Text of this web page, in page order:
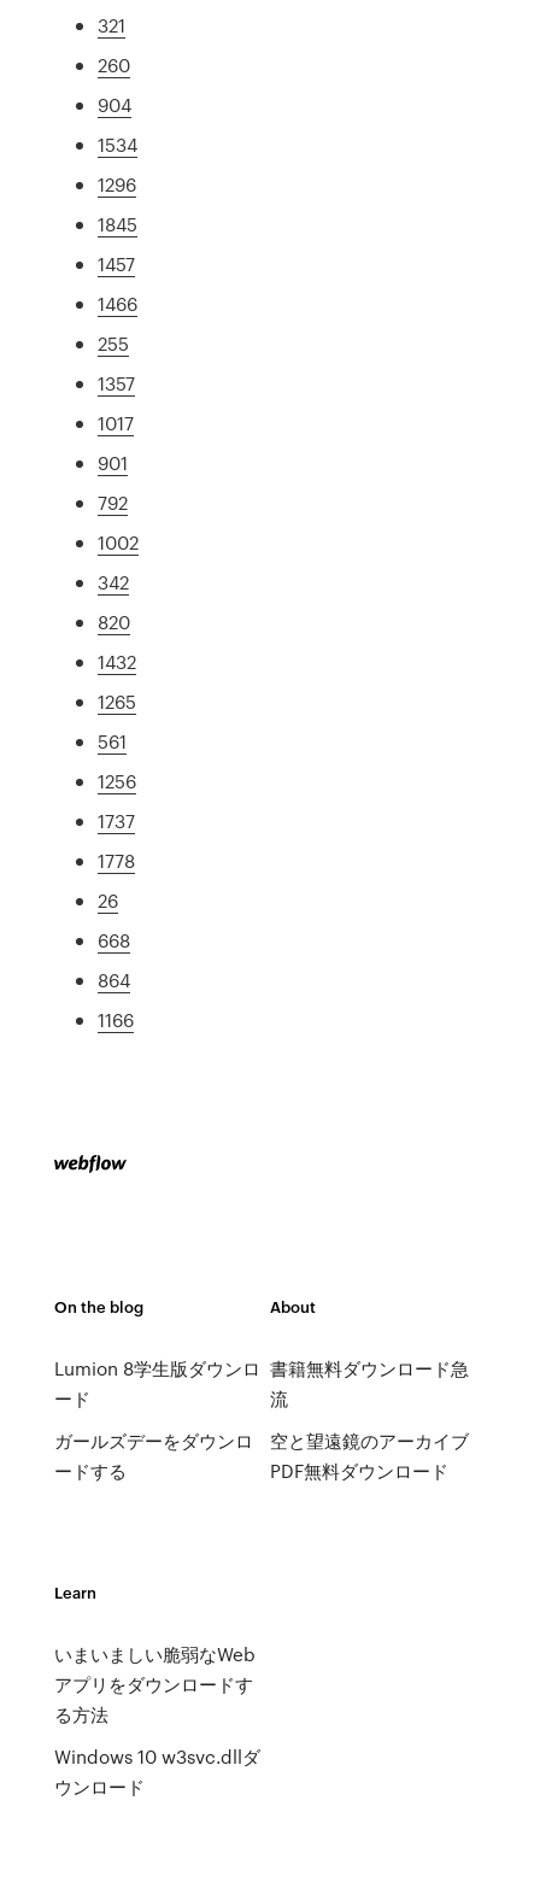
321
260
904
1534
1296
1845
1457
1466
255
1357
1017
901
792
1002
342
820
1432
1265
561
1256
1737
1778
26
668
864
1166
On the blog
Lumion 8学生版ダウンロ
ード
ガールズデーをダウンロ
ードする
About
書籍無料ダウンロード急
流
空と望遠鏡のアーカイブ
PDF無料ダウンロード
Learn
いまいましい脆弱なWeb
アプリをダウンロードす
る方法
Windows 10 w3svc.dllダ
ウンロード